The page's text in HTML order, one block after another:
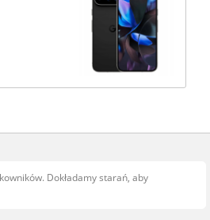
Dokładamy starań, aby